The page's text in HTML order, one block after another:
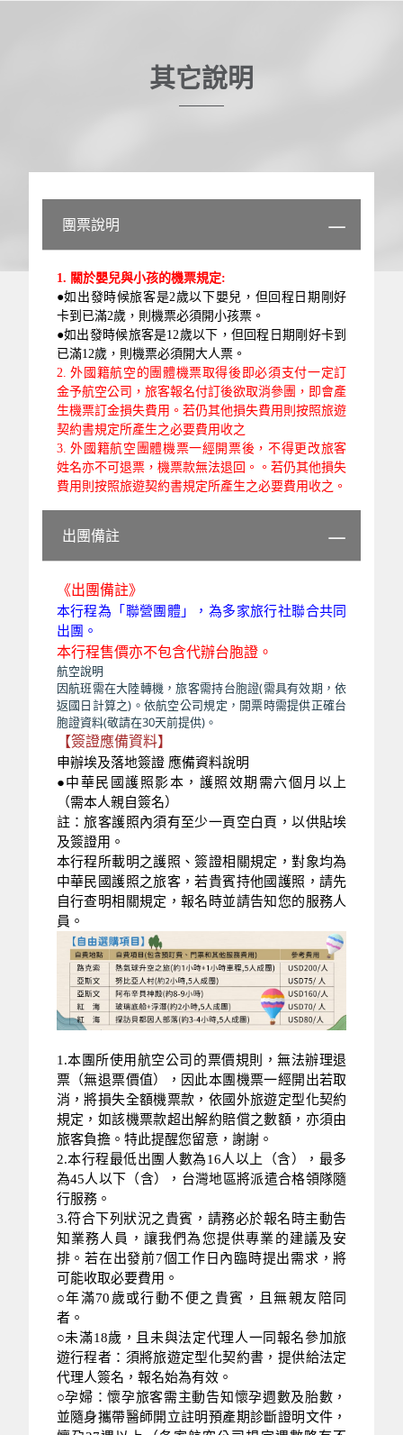
其它說明
團票說明
1. 關於嬰兒與小孩的機票規定:
●如出發時候旅客是2歲以下嬰兒，但回程日期剛好
卡到已滿2歲，則機票必須開小孩票。
●如出發時候旅客是12歲以下，但回程日期剛好卡到
已滿12歲，則機票必須開大人票。
2. 外國 籍航空的團體機票取得後即必須支付一定訂
金予航空公司，旅客報名付訂後欲取消參團，即會產
生機票訂金損失費用。若仍其他損失費用則按照旅遊
契約書規定所產生之必要費用收之
3.外國籍航空團體機票一經開票後，不得更改旅客
姓名亦不可退票，機票款無法退回。。若仍其他損失
費用則按照旅遊契約書規定所產生之必要費用收之。
出團備註
《出團備註》
本行程為「聯營團體」，為多家旅行社聯合共同
出團。
本行程售價亦不包含代辦台胞證。
航空說明
因航班需在大陸轉機，旅客需持台胞證(需具有效期，依
返國日計算之)。依航空公司規定，開票時需提供正確台
胞證資料(敬請在30天前提供)。
【簽證應備資料】
申辦埃及落地簽證 應備資料說明
●中華民國護照影本，護照效期需六個月以上
（需本人親自簽名）
註：旅客護照內須有至少一頁空白頁，以供貼埃
及簽證用。
本行程所載明之護照、簽證相關規定，對象均為
中華民國護照之旅客，若貴賓持他國護照，請先
自行查明相關規定，報名時並請告知您的服務人
員。
1.本團所使用航空公司的票價規則，無法辦理退
票（無退票價值），因此本團機票一經開出若取
消，將損失全額機票款，依國外旅遊定型化契約
規定，如該機票款超出解約賠償之數額，亦須由
旅客負擔。特此提醒您留意，謝謝。
2.本行程最低出團人數為16人以上（含），最多
為45人以下（含），台灣地區將派遣合格領隊隨
行服務。
3.符合下列狀況之貴賓，請務必於報名時主動告
知業務人員，讓我們為您提供專業的建議及安
排。若在出發前7個工作日內臨時提出需求，將
可能收取必要費用。
○年滿70歲或行動不便之貴賓，且無親友陪同
者。
○未滿18歲，且未與法定代理人一同報名參加旅
遊行程者：須將旅遊定型化契約書，提供給法定
代理人簽名，報名始為有效。
○孕婦：懷孕旅客需主動告知懷孕週數及胎數，
並隨身攜帶醫師開立註明預產期診斷證明文件，